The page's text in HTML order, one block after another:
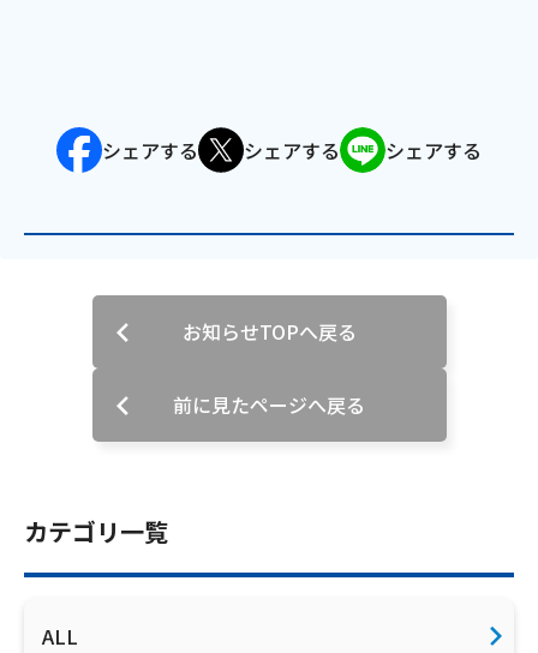
カテゴリ一覧
ALL
シェアする シェアする シェアする
お知らせTOPへ戻る
前に見たページへ戻る